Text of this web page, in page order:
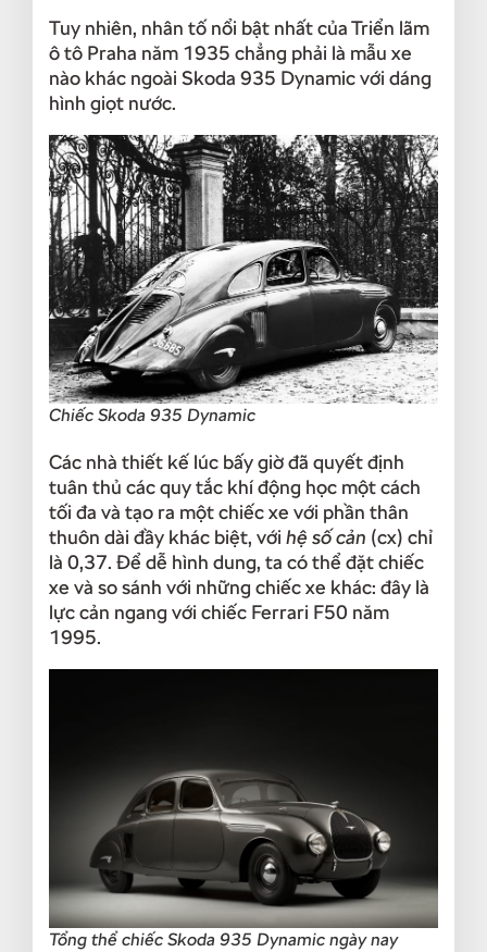
Tuy nhiên, nhân tố nổi bật nhất của Triển lãm
ô tô Praha năm 1935 chẳng phải là mẫu xe
nào khác ngoài Skoda 935 Dynamic với dáng
hình giọt nước.
Chiếc Skoda 935 Dynamic
Các nhà thiết kế lúc bấy giờ đã quyết định
tuân thủ các quy tắc khí động học một cách
tối đa và tạo ra một chiếc xe với phần thân
thuôn dài đầy khác biệt, với hệ số cản (cx) chỉ
là 0,37. Để dễ hình dung, ta có thể đặt chiếc
xe và so sánh với những chiếc xe khác: đây là
lực cản ngang với chiếc Ferrari F50 năm
1995.
Tổng thể chiếc Skoda 935 Dynamic ngày nay